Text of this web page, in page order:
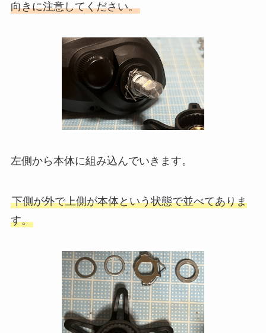
向きに注意してください。
左側から本体に組み込んでいきます。
下側が外で上側が本体という状態で並べてありま
す。